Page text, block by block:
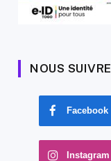
NOUS SUIVRE
Facebook
Instagram